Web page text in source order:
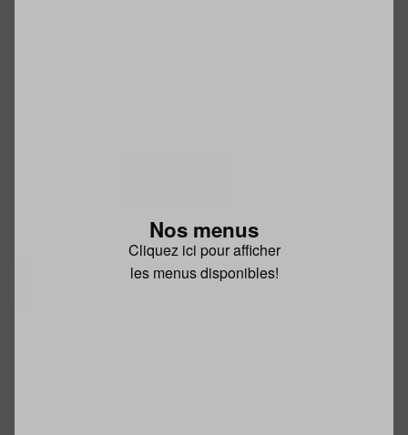
Nos menus
Cliquez ici pour afficher
les menus disponibles!